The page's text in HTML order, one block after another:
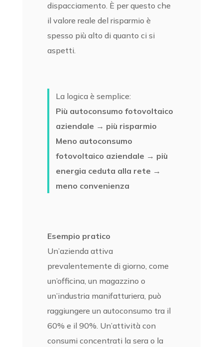
dispacciamento. È per questo che
il valore reale del risparmio è
spesso più alto di quanto ci si
aspetti.
La logica è semplice:
Più autoconsumo fotovoltaico
aziendale → più risparmio
Meno autoconsumo
fotovoltaico aziendale → più
energia ceduta alla rete →
meno convenienza
Esempio pratico
Un’azienda attiva
prevalentemente di giorno, come
un’officina, un magazzino o
un’industria manifatturiera, può
raggiungere un autoconsumo tra il
60% e il 90%. Un’attività con
consumi concentrati la sera o la